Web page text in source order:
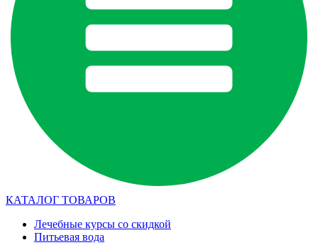
КАТАЛОГ ТОВАРОВ
Лечебные курсы со скидкой
Питьевая вода